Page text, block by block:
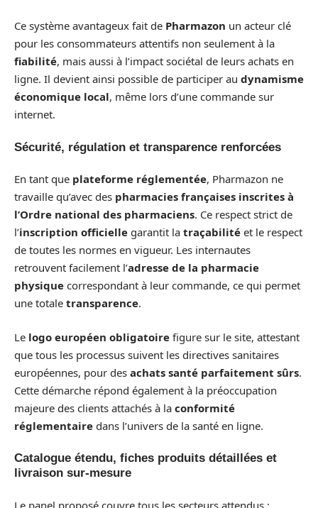
Ce système avantageux fait de Pharmazon un acteur clé
pour les consommateurs attentifs non seulement à la
fiabilité, mais aussi à l’impact sociétal de leurs achats en
ligne. Il devient ainsi possible de participer au dynamisme
économique local, même lors d’une commande sur
internet.
Sécurité, régulation et transparence renforcées
En tant que plateforme réglementée, Pharmazon ne
travaille qu’avec des pharmacies françaises inscrites à
l’Ordre national des pharmaciens. Ce respect strict de
l’inscription officielle garantit la traçabilité et le respect
de toutes les normes en vigueur. Les internautes
retrouvent facilement l’adresse de la pharmacie
physique correspondant à leur commande, ce qui permet
une totale transparence.
Le logo européen obligatoire figure sur le site, attestant
que tous les processus suivent les directives sanitaires
européennes, pour des achats santé parfaitement sûrs.
Cette démarche répond également à la préoccupation
majeure des clients attachés à la conformité
réglementaire dans l’univers de la santé en ligne.
Catalogue étendu, fiches produits détaillées et
livraison sur-mesure
Le panel proposé couvre tous les secteurs attendus :